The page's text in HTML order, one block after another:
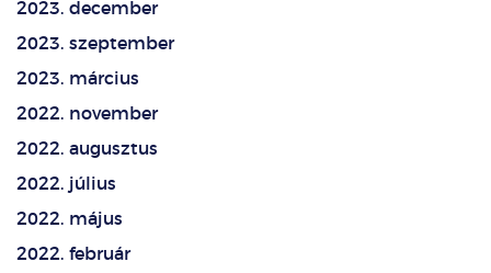
2023. december
2023. szeptember
2023. március
2022. november
2022. augusztus
2022. július
2022. május
2022. február